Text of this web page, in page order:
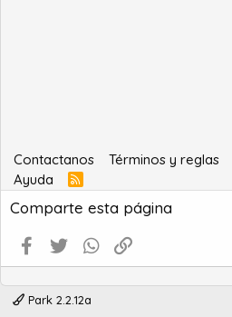
Contactanos Términos y reglas
Ayuda
R
S
S
Comparte esta página
Facebook
Twitter WhatsApp
Park 2.2.12a